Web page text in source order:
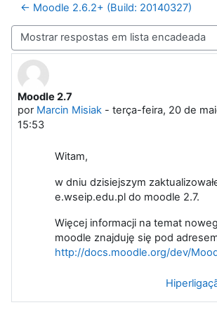
← Moodle 2.6.2+ (Build: 20140327)
Modo de visualização
Moodle 2.7
por Marcin Misiak - terça-feira, 20 de
15:53
Número de respostas: 0
Witam,
w dniu dzisiejszym
e.wseip.edu.pl do moodle 2.7.
Więcej informacji na temat
moodle znajduję się pod
http://docs.moodle.org/dev/